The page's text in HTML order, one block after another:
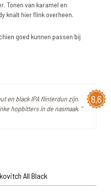
Tonen van karamel en
knalt hier flink overheen.
goed kunnen passen bij
8,6
en black IPA flinterdun zijn.
hopbitters in de nasmaak. "
All Black